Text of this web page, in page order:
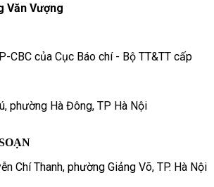
Văn Vượng
CBC của Cục Báo chí - Bộ TT&TT cấp
phường Hà Đông, TP Hà Nội
Chí Thanh, phường Giảng Võ, TP. Hà Nội